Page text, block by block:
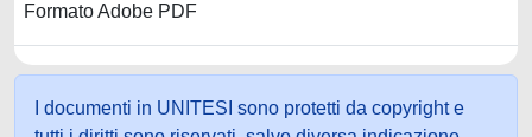
Formato Adobe PDF
I documenti in UNITESI sono protetti da copyright e